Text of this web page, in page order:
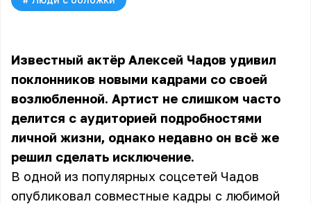
Известный актёр Алексей Чадов удивил
поклонников новыми кадрами со своей
возлюбленной. Артист не слишком часто
делится с аудиторией подробностями
личной жизни, однако недавно он всё же
решил сделать исключение.
В одной из популярных соцсетей Чадов
опубликовал совместные кадры с любимой